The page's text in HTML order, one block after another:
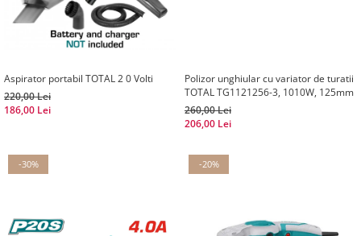
Aspirator portabil TOTAL 2 0 Volti
220,00 Lei
186,00 Lei
Polizor unghiular cu variator de turatii
TOTAL TG1121256-3, 1010W, 125mm
260,00 Lei
206,00 Lei
-30% -20%